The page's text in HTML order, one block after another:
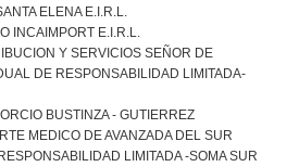
ELENA E.I.R.L.
INCAIMPORT E.I.R.L.
Y SERVICIOS SEÑOR DE
DE RESPONSABILIDAD LIMITADA-
BUSTINZA - GUTIERREZ
MEDICO DE AVANZADA DEL SUR
LIMITADA -SOMA SUR